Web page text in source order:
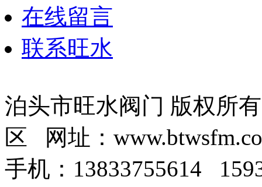
在线留言
联系旺水
泊头市旺水阀门 版权所
区 网址：
手机：13833755614